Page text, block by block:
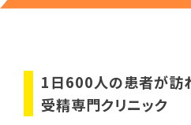
1日600人の患者が訪
受精専門クリニック